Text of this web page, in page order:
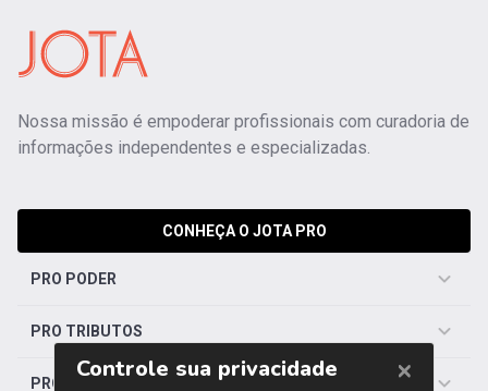
Nossa missão é empoderar profissionais com curadoria de
informações independentes e especializadas.
CONHEÇA O JOTA PRO
PRO PODER
PRO TRIBUTOS
PRO TRABALHISTA